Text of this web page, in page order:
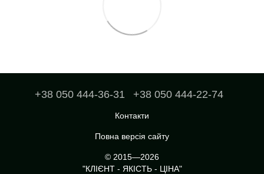
+38 050 444-36-31 +38 050 444-22-74
Контакти
Повна версія сайту
© 2015—2026
"КЛІЄНТ - ЯКІСТЬ - ЦІНА"